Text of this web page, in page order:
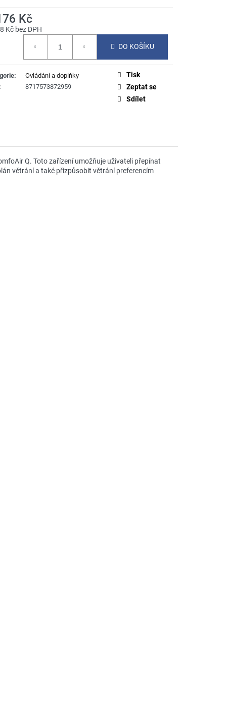
Kč
Kč bez DPH
DO KOŠÍKU
:
Ovládání a doplňky
: 8717573872959
Tisk
Zeptat se
Sdílet
Q. Toto zařízení umožňuje uživateli přepínat
větrání a také přizpůsobit větrání preferencím